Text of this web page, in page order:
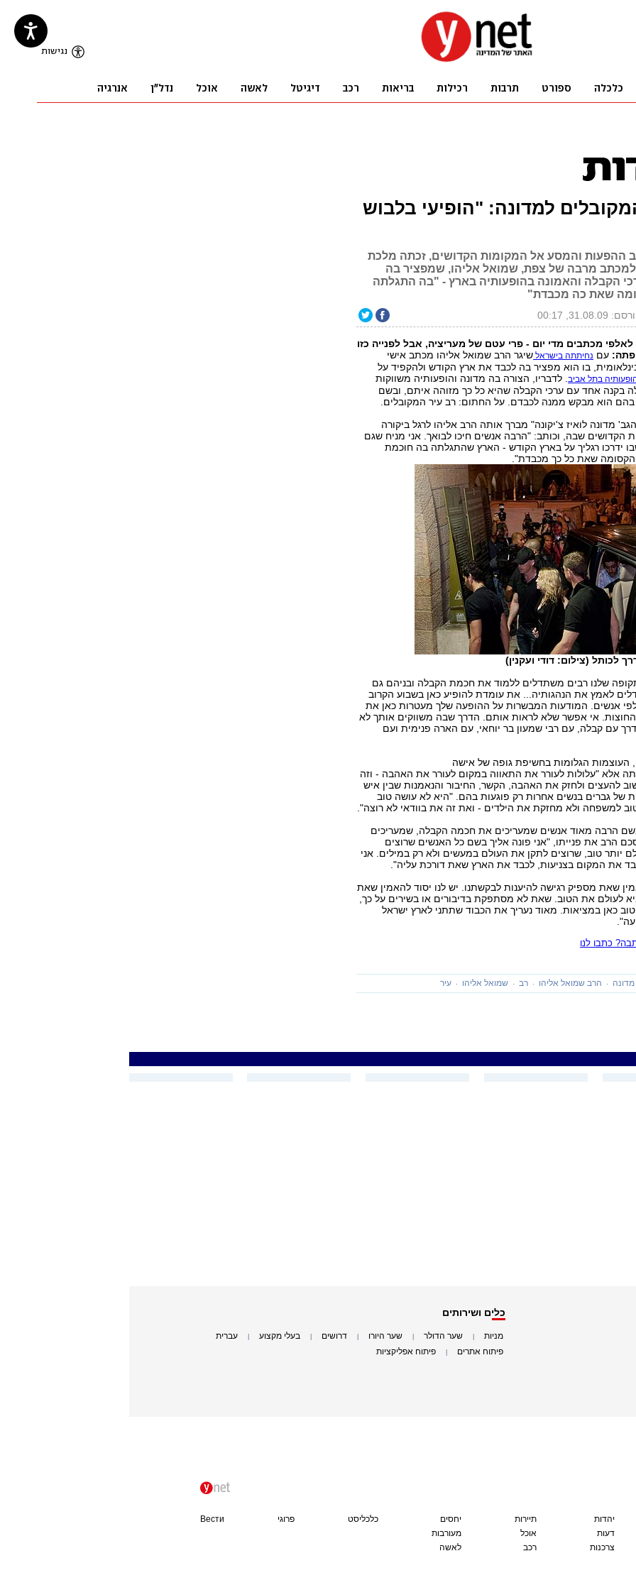
למדונה: "הופיעי בלבוש
ההפעות והמסע אל המקומות הקדושים, זכתה מלכת
למכתב מרבה של צפת, שמואל אליהו, שמפציר בה
הקבלה והאמונה בהופעותיה בארץ - "בה התגלתה
שאת כה מכבדת"
31.08.09, 00:17
לאלפי מכתבים מדי יום - פרי עטם של מעריציה, אבל לפנייה כזו
עם נחיתתה בישראל שיגר הרב שמואל אליהו מכתב אישי
בו הוא מפציר בה לכבד את ארץ הקודש ולהקפיד על
בתל אביב. לדבריו, הצורה בה מדונה והופעותיה משווקות
בקנה אחד עם ערכי הקבלה שהיא כל כך מזוהה איתם, ובשם
בהם הוא מבקש ממנה לכבדם. על החתום: רב עיר המקובלים.
מדונה לואיז צ'יקונה" מברך אותה הרב אליהו לרגל ביקורה
הקדושים שבה, וכותב: "הרבה אנשים חיכו לבואך. אני מניח שגם
ידרכו רגליך על בארץ הקודש - הארץ שהתגלתה בה חוכמת
שאת כל כך מכבדת".
לכותל (צילום: דודי ועקנין)
שלנו רבים משתדלים ללמוד את חכמת הקבלה ובניהם גם
לאמץ את הנהגותיה... את עומדת להופיע כאן בשבוע הקרוב
אנשים. המודעות המבשרות על ההופעה שלך מעטרות כאן את
החוצות. אי אפשר שלא לראות אותם. הדרך שבה משווקים אותך לא
עם קבלה, עם רבי שמעון בר יוחאי, עם הארה פנימית ועם
העוצמות הגלומות בחשיפת גופה של אישה
אלא "עלולות לעורר את התאווה במקום לעורר את האהבה - וזה
להעצים ולחזק את האהבה, הקשר, החיבור והנאמנות שבין איש
של גברים בנשים אחרות רק פוגעות בהם. "היא לא עושה טוב
למשפחה ולא מחזקת את הילדים - ואת זה את בוודאי לא רוצה".
בשם הרבה מאוד אנשים שמעריכים את חכמה הקבלה, שמעריכים
הרב את פנייתו, "אני פונה אליך בשם כל האנשים שרוצים
יותר טוב, שרוצים לתקן את העולם במעשים ולא רק במילים. אני
את המקום בצניעות, לכבד את הארץ שאת דורכת עליה".
שאת מספיק רגישה להיענות לבקשתנו. יש לנו יסוד להאמין שאת
לעולם את הטוב. שאת לא מסתפקת בדיבורים או בשירים על כך,
כאן במציאות. מאוד נעריך את הכבוד שתתני לארץ ישראל
כתבו לנו
מדונה הרב שמואל אליהו רב שמואל אליהו עיר
כלים ושירותים
מניות שער הדולר שער היורו דרושים בעלי מקצוע עברית
פיתוח אתרים פיתוח אפליקציות
יהדות
דעות
צרכנות
תיירות
אוכל
רכב
יחסים
מעורבות
לאשה
כלכליסט פרוגי Вести